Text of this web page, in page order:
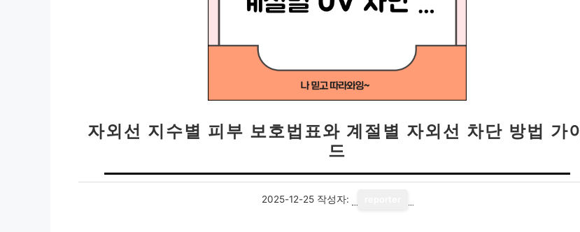
자외선 지수별 피부 보호법표와 계절별 자외선 차단 방법 가이
드
2025-12-25 작성자: